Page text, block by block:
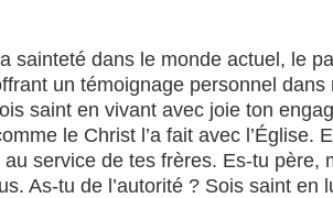
sainteté dans le monde actuel, le
un témoignage personnel
saint en vivant avec joie ton
le Christ l’a fait avec l’Église.
service de tes frères. Es-tu père,
As-tu de l’autorité ? Sois saint en